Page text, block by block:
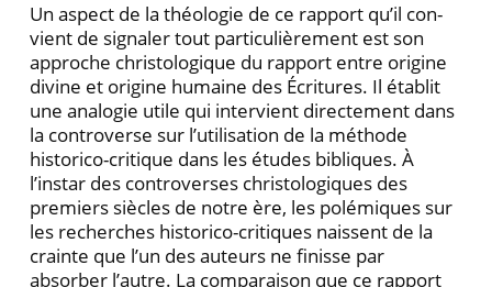
Un aspect de la théologie de ce rapport qu’il con­
vient de signaler tout particulièrement est son
approche christologique du rapport entre origine
divine et origine humaine des Écritures. Il établit
une analogie utile qui intervient directement dans
la controverse sur l’utilisation de la méthode
historico-critique dans les études bibliques. À
l’instar des controverses christolo­giques des
premiers siècles de notre ère, les polémiques sur
les recherches historico-critiques naissent de la
crainte que l’un des auteurs ne finisse par
absorber l’autre. La comparaison que ce rapport